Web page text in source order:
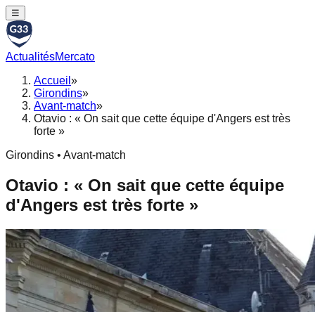
☰
ActualitésMercato
Accueil »
Girondins»
Avant-match»
Otavio : « On sait que cette équipe d'Angers est très
forte »
Girondins • Avant-match
Otavio : « On sait que cette équipe
d'Angers est très forte »